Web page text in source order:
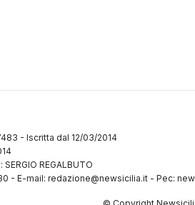
- Iscritta dal 12/03/2014
REGALBUTO
- E-mail: redazione@newsicilia.it - Pec: